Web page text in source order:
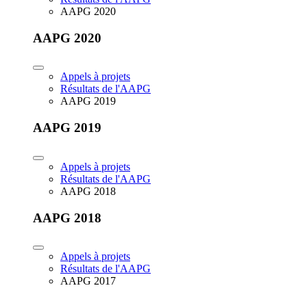
AAPG 2020
AAPG 2020
Appels à projets
Résultats de l'AAPG
AAPG 2019
AAPG 2019
Appels à projets
Résultats de l'AAPG
AAPG 2018
AAPG 2018
Appels à projets
Résultats de l'AAPG
AAPG 2017